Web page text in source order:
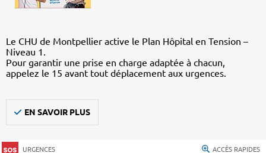
Le CHU de Montpellier active le Plan Hôpital en Tension –
Niveau 1.
Pour garantir une prise en charge adaptée à chacun,
appelez le 15 avant tout déplacement aux urgences.
EN SAVOIR PLUS
URGENCES ACCÈS RAPIDES